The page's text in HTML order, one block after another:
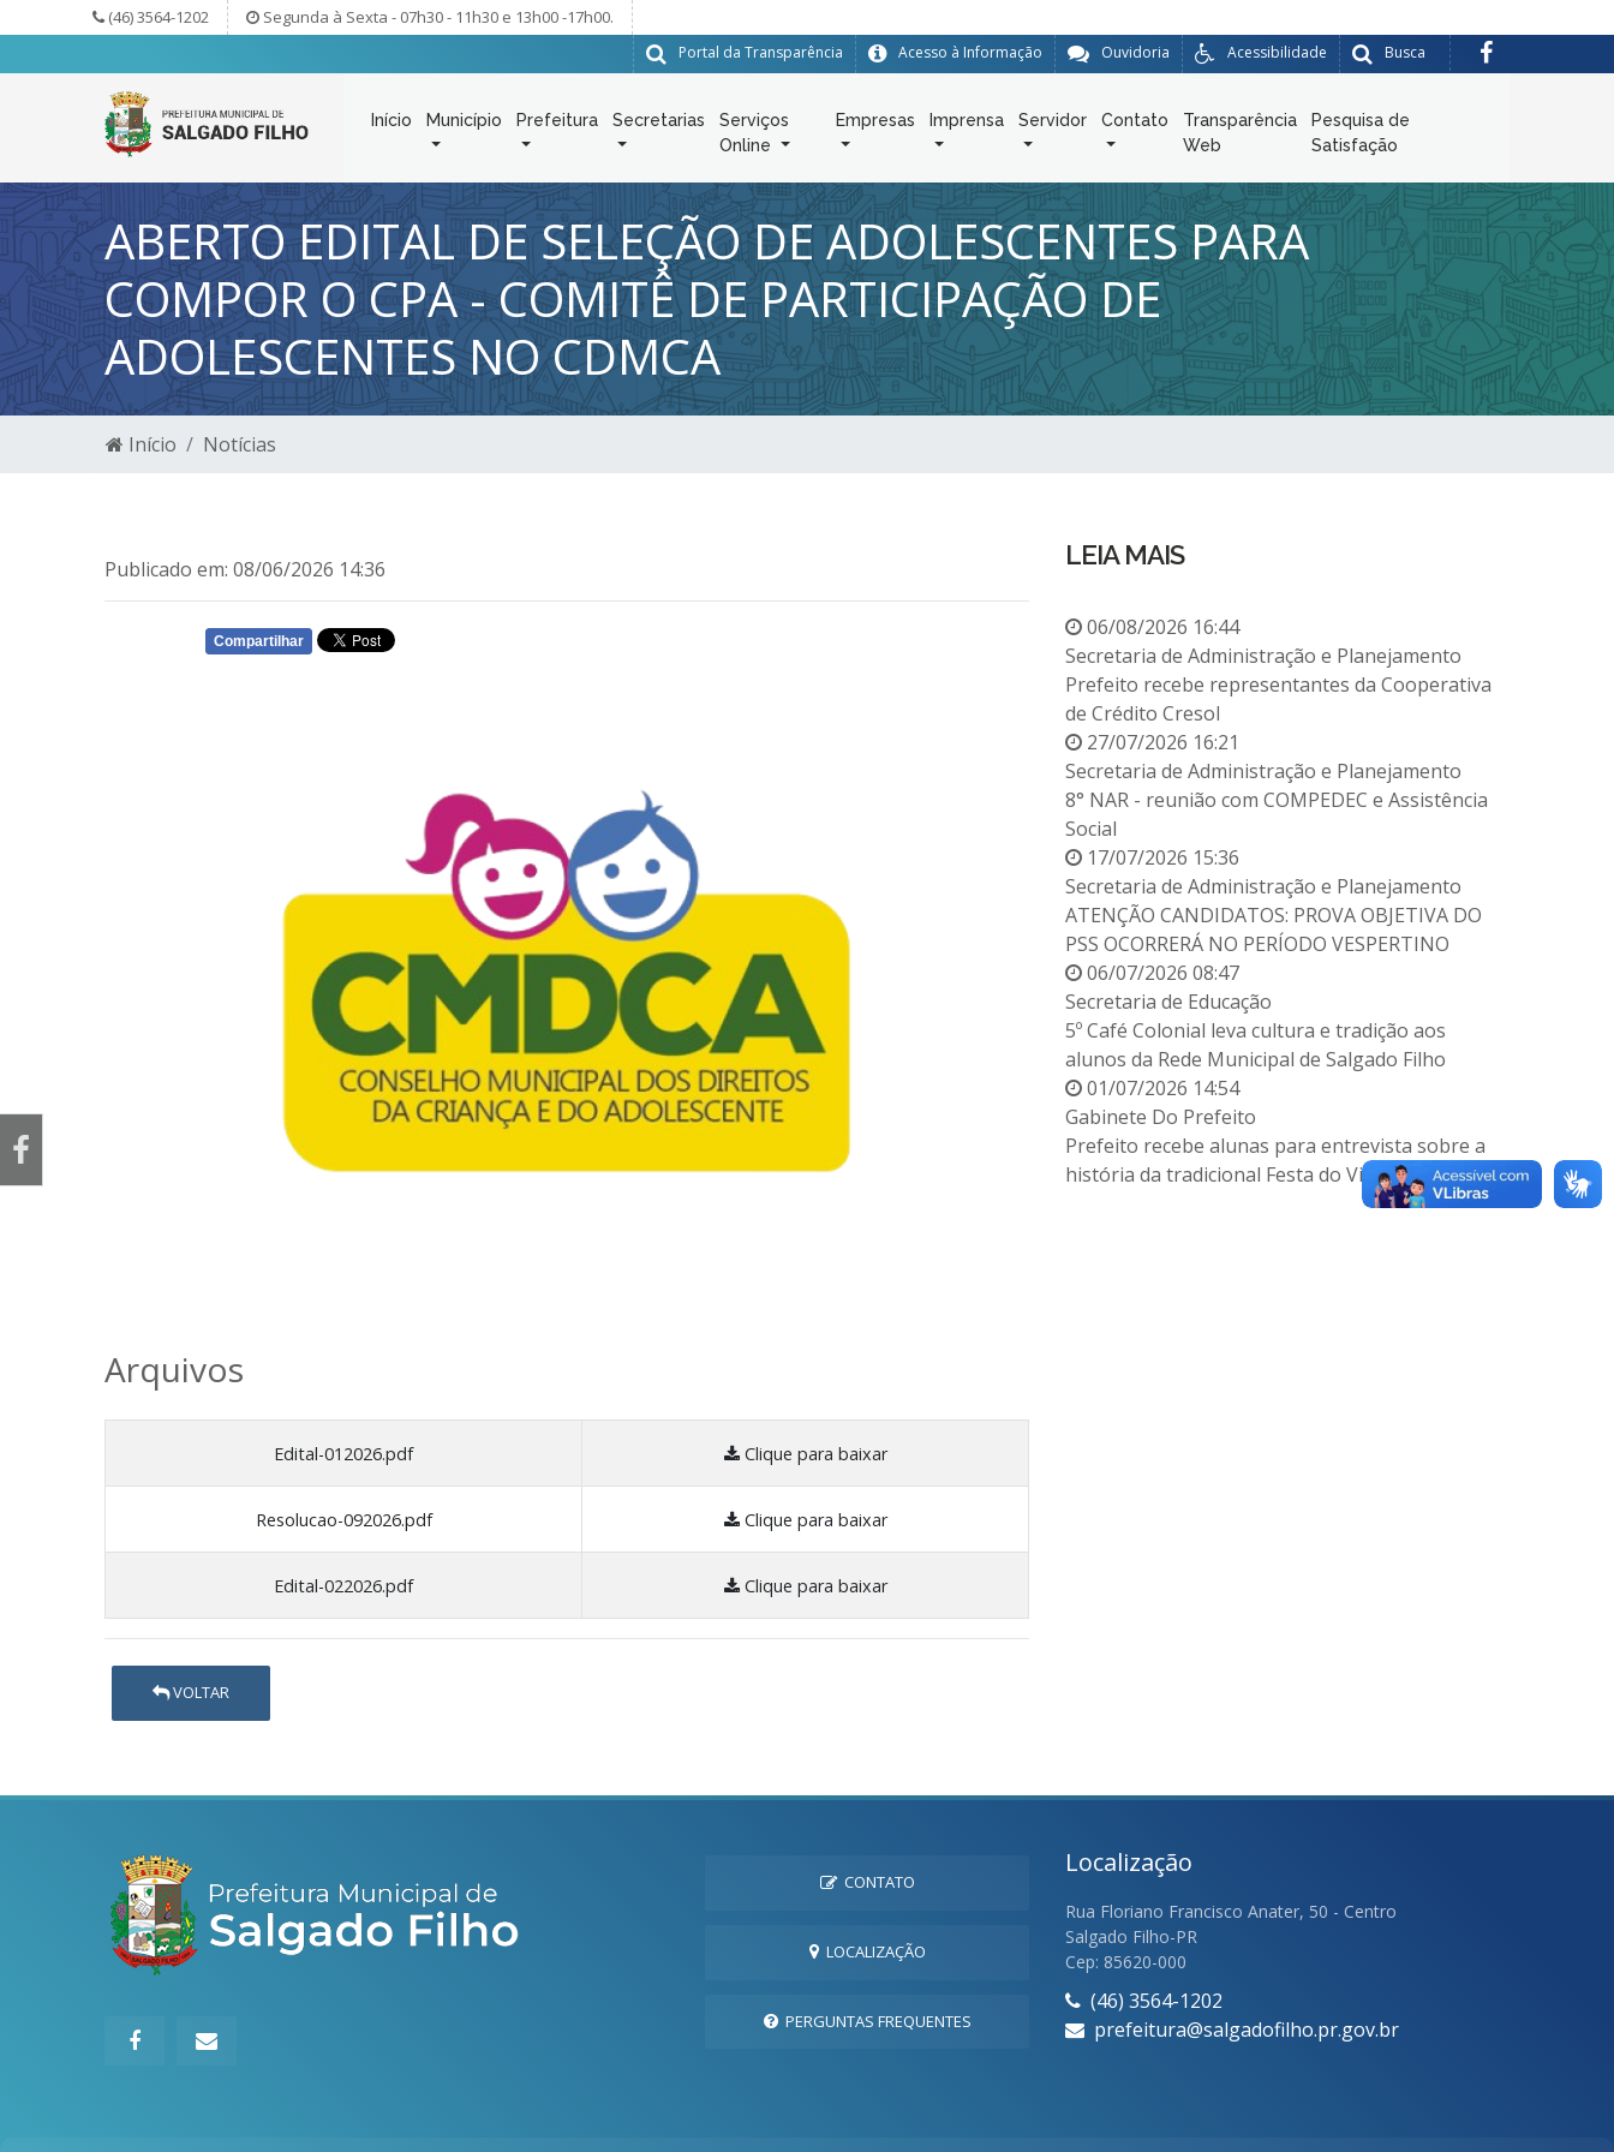
(46) 3564-1202 Segunda à Sexta - 07h30 - 11h30 e 13h00 -17h00.
Busca
Acessibilidade
Ouvidoria
Acesso à Informação
Portal da Transparência
Início Município Prefeitura Secretarias
Serviços
Online
Empresas Imprensa Servidor Contato
Transparência
Web
Pesquisa de
Satisfação
ABERTO EDITAL DE SELEÇÃO DE ADOLESCENTES PARA
COMPOR O CPA - COMITÊ DE PARTICIPAÇÃO DE
ADOLESCENTES NO CDMCA
Início Notícias
Publicado em: 08/06/2026 14:36
Compartilhar
Arquivos
Edital-012026.pdf Clique para baixar
Resolucao-092026.pdf Clique para baixar
Edital-022026.pdf Clique para baixar
VOLTAR
LEIA MAIS
06/08/2026 16:44
Secretaria de Administração e Planejamento
Prefeito recebe representantes da Cooperativa
de Crédito Cresol
27/07/2026 16:21
Secretaria de Administração e Planejamento
8° NAR - reunião com COMPEDEC e Assistência
Social
17/07/2026 15:36
Secretaria de Administração e Planejamento
ATENÇÃO CANDIDATOS: PROVA OBJETIVA DO
PSS OCORRERÁ NO PERÍODO VESPERTINO
06/07/2026 08:47
Secretaria de Educação
5º Café Colonial leva cultura e tradição aos
alunos da Rede Municipal de Salgado Filho
01/07/2026 14:54
Gabinete Do Prefeito
Prefeito recebe alunas para entrevista sobre a
história da tradicional Festa do Vinho e do Queijo
CONTATO
LOCALIZAÇÃO
PERGUNTAS FREQUENTES
Localização
Rua Floriano Francisco Anater, 50 - Centro
Salgado Filho-PR
Cep: 85620-000
(46) 3564-1202
prefeitura@salgadofilho.pr.gov.br